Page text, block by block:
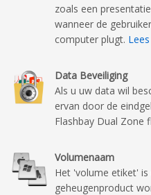
zoals een
wanneer de
computer plugt.
Data Beveiliging
Als u uw data wil
ervan door de
Flashbay Dual Zone
Volumenaam
Het 'volume etiket'
geheugenproduct